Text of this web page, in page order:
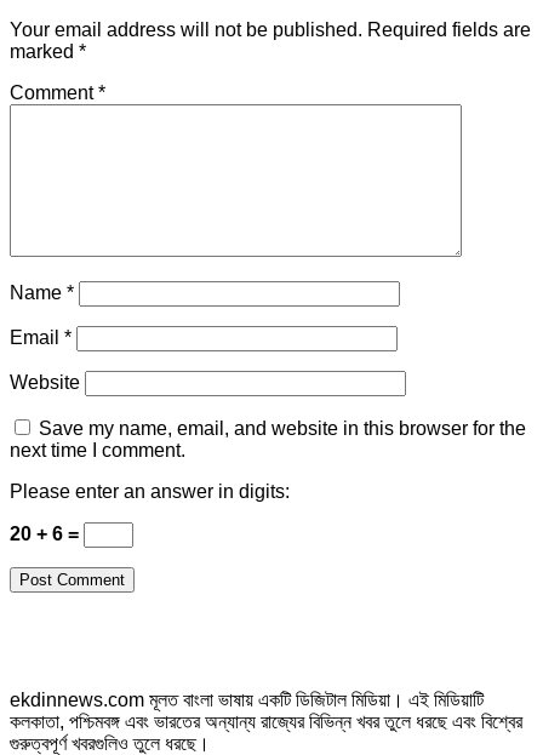
Your email address will not be published. Required fields are
marked *
Comment*
Name *
Email *
Website
Save my name, email, and website in this browser for the
next time I comment.
Please enter an answer in digits:
20 + 6 =
ekdinnews.com মূলত বাংলা ভাষায় একটি ডিজিটাল মিডিয়া। এই মিডিয়াটি
কলকাতা, পশ্চিমবঙ্গ এবং ভারতের অন্যান্য রাজ্যের বিভিন্ন খবর তুলে ধরছে এবং বিশ্বের
গুরুত্বপূর্ণ খবরগুলিও তুলে ধরছে।